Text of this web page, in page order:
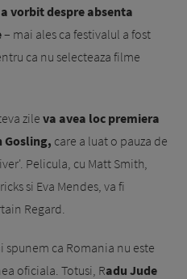
vorbit despre absenta
– mai ales ca festivalul a fost
ca nu selecteaza filme
zile va avea loc premiera
Gosling, care a luat o pauza de
Pelicula, cu Matt Smith,
si Eva Mendes, va fi
Regard.
spunem ca Romania nu este
oficiala. Totusi, Radu Jude